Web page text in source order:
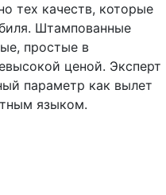
тех качеств, которые
Штампованные
простые в
ценой. Эксперт
параметр как вылет
языком.